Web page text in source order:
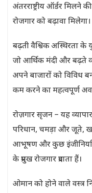
अंतरराष्ट्रीय ऑर्डर मिलने
रोजगार को बढ़ावा मिलेगा।
बढ़ती वैश्विक अस्थिरता के
जो आर्थिक मंदी और बढ़ते
अपने बाजारों को विविध
कम करने का महत्वपूर्ण
रोज़गार सृजन – यह
परिधान, चमड़ा और जूते,
आभूषण और कुछ
के प्रमुख रोजगार प्रदाता हैं।
ओमान को होने वाले वस्त्र